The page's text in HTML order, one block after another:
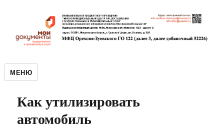
МЕНЮ
Как утилизировать
автомобиль